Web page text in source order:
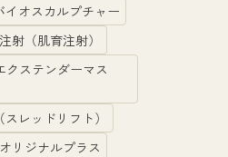
イオスカルプチャー
射（肌育注射）
クステンダーマス
レッドリフト）
リジナルプラス